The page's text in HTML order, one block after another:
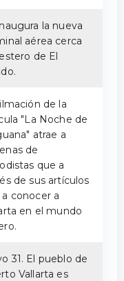
la nueva
aérea cerca
de El
de la
"La Noche de
atrae a
de
que a
de sus artículos
a conocer a
en el mundo
31. El pueblo de
Vallarta es